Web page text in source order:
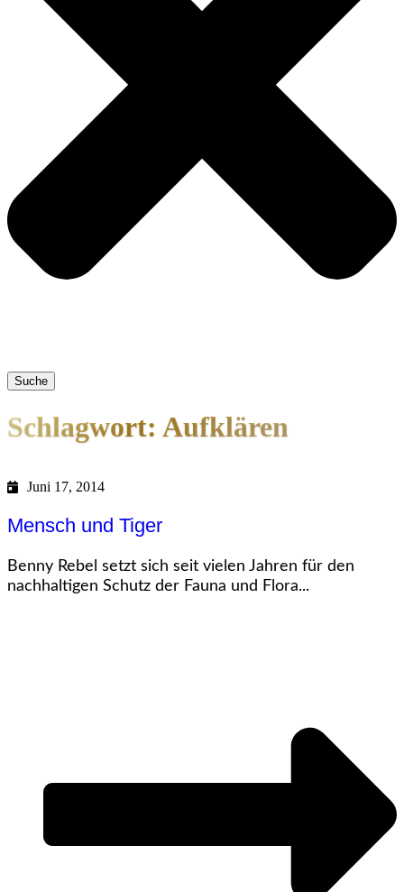
Suche
Schlagwort: Aufklären
Juni 17, 2014
Mensch und Tiger
Benny Rebel setzt sich seit vielen Jahren für den
nachhaltigen Schutz der Fauna und Flora...